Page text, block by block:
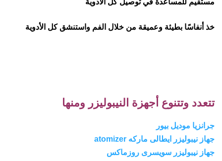
مستقيم للمساعدة في توصيل كل الأدوية
خذ أنفاسًا بطيئة وعميقة من خلال الفم واستنشق كل الأدوية
تتعدد وتتنوع أجهزة النيبوليزر ومنها
جرانزيا موديل بيور
جهاز نيبوليزر ايطالى ماركه atomizer
جهاز نيبوليزر سويسرى روزماكس